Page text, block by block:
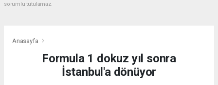
sorumlu tutulamaz.
Anasayfa
Formula 1 dokuz yıl sonra
İstanbul'a dönüyor